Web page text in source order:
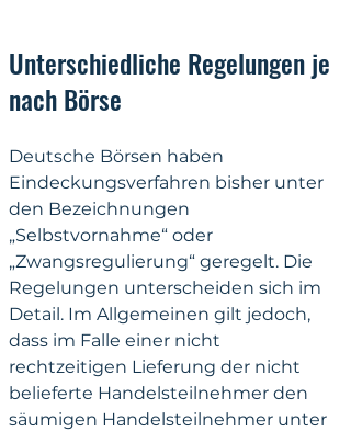
Unterschiedliche Regelungen je
nach Börse
Deutsche Börsen haben
Eindeckungsverfahren bisher unter
den Bezeichnungen
„Selbstvornahme“ oder
„Zwangsregulierung“ geregelt. Die
Regelungen unterscheiden sich im
Detail. Im Allgemeinen gilt jedoch,
dass im Falle einer nicht
rechtzeitigen Lieferung der nicht
belieferte Handelsteilnehmer den
säumigen Handelsteilnehmer unter